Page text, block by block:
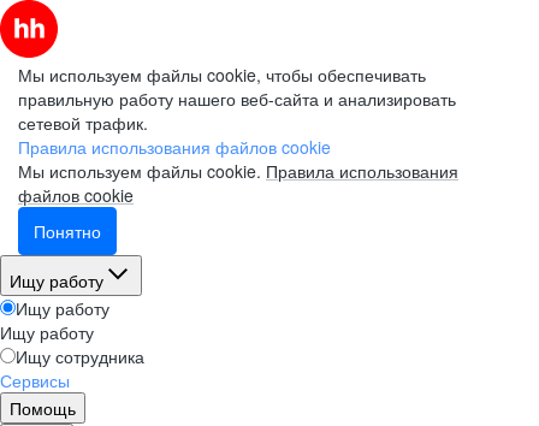
Мы используем файлы cookie, чтобы обеспечивать
правильную работу нашего веб-сайта и анализировать
сетевой трафик.
Правила использования файлов cookie
Мы используем файлы cookie. Правила использования
файлов cookie
Понятно
Ищу работу
Ищу работу
Ищу работу
Ищу сотрудника
Сервисы
Помощь